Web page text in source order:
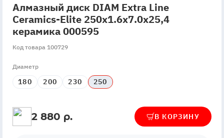
Алмазный диск DIAM Extra Line
Ceramics-Elite 250x1.6x7.0x25,4
керамика 000595
Код товара 100729
Диаметр
180 200 230 250
2 880 р. В КОРЗИНУ